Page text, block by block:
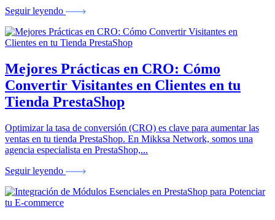
Seguir leyendo
Mejores Prácticas en CRO: Cómo
Convertir Visitantes en Clientes en tu
Tienda PrestaShop
Optimizar la tasa de conversión (CRO) es clave para aumentar las
ventas en tu tienda PrestaShop. En Mikksa Network, somos una
agencia especialista en PrestaShop,...
Seguir leyendo